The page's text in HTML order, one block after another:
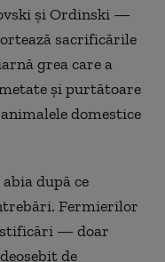
și Ordinski —
sacrificările
grea care a
și purtătoare
domestice
după ce
Fermierilor
— doar
de